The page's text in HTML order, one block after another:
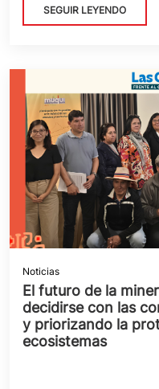
SEGUIR LEYENDO
Noticias
El futuro de la
decidirse con las
y priorizando la
ecosistemas